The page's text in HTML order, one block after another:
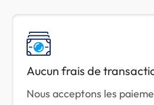
Aucun frais de
Nous acceptons les